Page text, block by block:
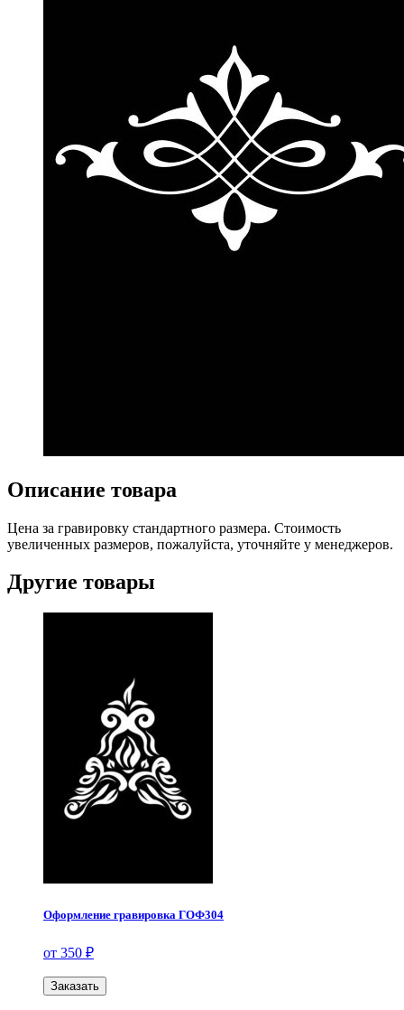
Описание товара
Цена за гравировку стандартного размера. Стоимость
увеличенных размеров, пожалуйста, уточняйте у менеджеров.
Другие товары
Оформление гравировка ГОФ304
от 350 ₽
Заказать